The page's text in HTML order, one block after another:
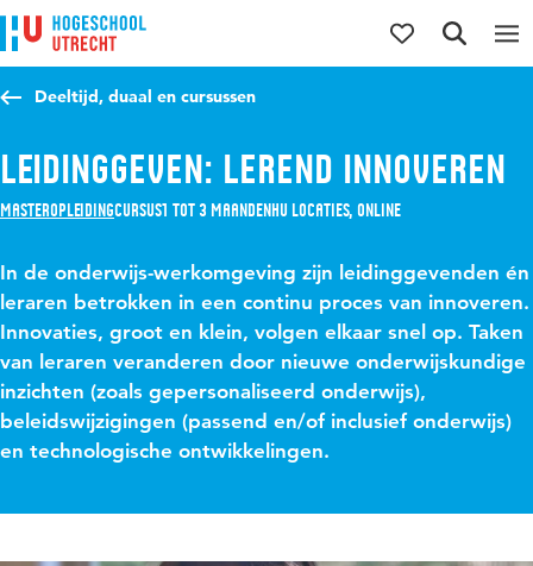
Direct naar de inhoud
Direct naar de hoofdnavigatie
Direct naar de zoekfunctie
Deeltijd, duaal en cursussen
Leidinggeven: lerend innoveren
MasteropleidingCursus1 tot 3 maandenHU locaties, Online
In de onderwijs-werkomgeving zijn leidinggevenden én
leraren betrokken in een continu proces van innoveren.
Innovaties, groot en klein, volgen elkaar snel op. Taken
van leraren veranderen door nieuwe onderwijskundige
inzichten (zoals gepersonaliseerd onderwijs),
beleidswijzigingen (passend en/of inclusief onderwijs)
en technologische ontwikkelingen.